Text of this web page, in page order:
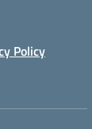
Policy